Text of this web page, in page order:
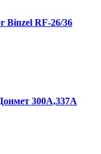
Binzel RF-26/36
300А,337А